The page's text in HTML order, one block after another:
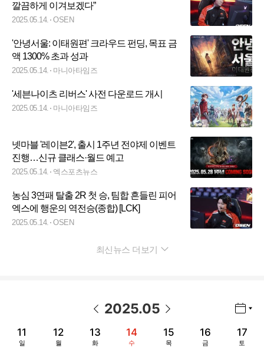
깔끔하게 이겨보겠다”
2025.05.14. OSEN
'안녕서울: 이태원편' 크라우드 펀딩, 목표 금
액 1300% 초과 성과
2025.05.14. 마니아타임즈
'세븐나이츠 리버스' 사전 다운로드 개시
2025.05.14. 마니아타임즈
넷마블 '레이븐2', 출시 1주년 전야제 이벤트
진행…신규 클래스·월드 예고
2025.05.14. 엑스포츠뉴스
농심 3연패 탈출 2R 첫 승, 팀합 흔들린 피어
엑스에 행운의 역전승(종합) [LCK]
2025.05.14. OSEN
최신뉴스 더보기
2025.05
11
일
12
월
13
화
14
수
15
목
16
금
17
토